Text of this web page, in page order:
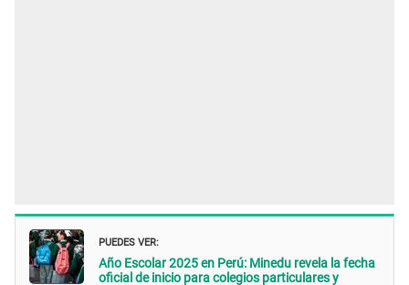
PUEDES VER:
Año Escolar 2025 en Perú: Minedu revela la fecha
oficial de inicio para colegios particulares y